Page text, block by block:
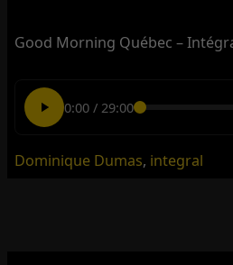
Good Morning Québec –
0:00/ 29:00
Dominique Dumas, integral